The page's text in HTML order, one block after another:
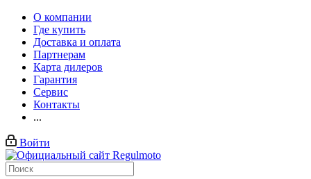
О компании
Где купить
Доставка и оплата
Партнерам
Карта дилеров
Гарантия
Сервис
Контакты
...
Войти